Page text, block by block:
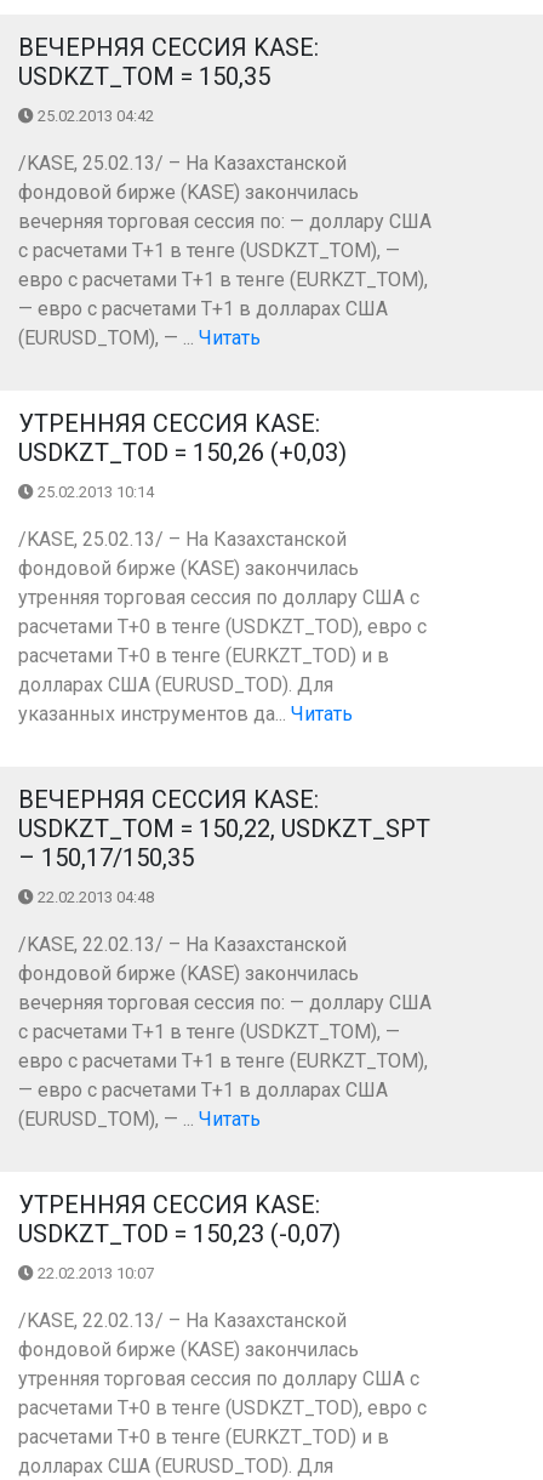
ВЕЧЕРНЯЯ СЕССИЯ KASE:
USDKZT_TOM = 150,35
25.02.2013 04:42
/KASE, 25.02.13/ – На Казахстанской
фондовой бирже (KASE) закончилась
вечерняя торговая сессия по: — доллару США
с расчетами Т+1 в тенге (USDKZT_TOM), —
евро с расчетами Т+1 в тенге (EURKZT_TOM),
— евро с расчетами Т+1 в долларах США
(EURUSD_TOM), — ... Читать
УТРЕННЯЯ СЕССИЯ KASE:
USDKZT_TOD = 150,26 (+0,03)
25.02.2013 10:14
/KASE, 25.02.13/ – На Казахстанской
фондовой бирже (KASE) закончилась
утренняя торговая сессия по доллару США с
расчетами Т+0 в тенге (USDKZT_TOD), евро с
расчетами T+0 в тенге (EURKZT_TOD) и в
долларах США (EURUSD_TOD). Для
указанных инструментов да... Читать
ВЕЧЕРНЯЯ СЕССИЯ KASE:
USDKZT_TOM = 150,22, USDKZT_SPT
– 150,17/150,35
22.02.2013 04:48
/KASE, 22.02.13/ – На Казахстанской
фондовой бирже (KASE) закончилась
вечерняя торговая сессия по: — доллару США
с расчетами Т+1 в тенге (USDKZT_TOM), —
евро с расчетами Т+1 в тенге (EURKZT_TOM),
— евро с расчетами Т+1 в долларах США
(EURUSD_TOM), — ... Читать
УТРЕННЯЯ СЕССИЯ KASE:
USDKZT_TOD = 150,23 (-0,07)
22.02.2013 10:07
/KASE, 22.02.13/ – На Казахстанской
фондовой бирже (KASE) закончилась
утренняя торговая сессия по доллару США с
расчетами Т+0 в тенге (USDKZT_TOD), евро с
расчетами T+0 в тенге (EURKZT_TOD) и в
долларах США (EURUSD_TOD). Для